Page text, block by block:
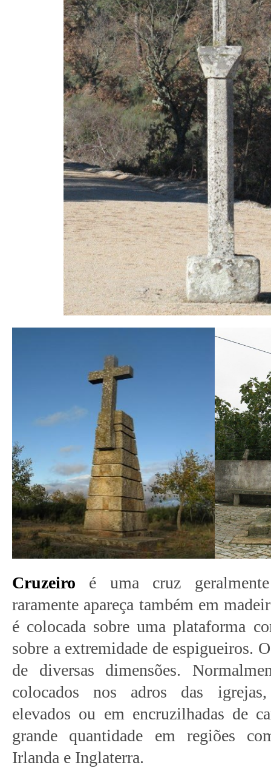
Cruzeiro é uma cruz
raramente apareça também em
é colocada sobre uma plataforma
sobre a extremidade de espigueiros.
de diversas dimensões.
colocados nos adros das
elevados ou em encruzilhadas de
grande quantidade em regiões
Irlanda e Inglaterra.